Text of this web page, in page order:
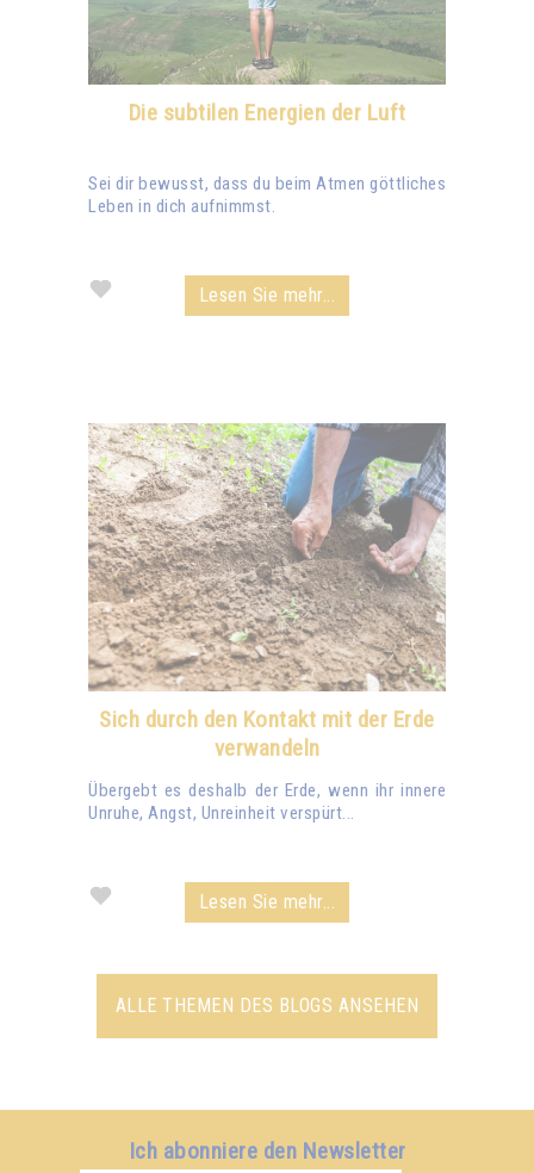
Die subtilen Energien der Luft
Sei dir bewusst, dass du beim Atmen göttliches
Leben in dich aufnimmst.
Lesen Sie mehr...
Sich durch den Kontakt mit der Erde
verwandeln
Übergebt es deshalb der Erde, wenn ihr innere
Unruhe, Angst, Unreinheit verspürt...
Lesen Sie mehr...
ALLE THEMEN DES BLOGS ANSEHEN
Ich abonniere den Newsletter